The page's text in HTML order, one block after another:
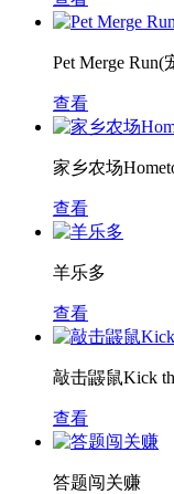
Pet Merge
查看
家乡农场
查看
羊乐多
查看
敲击鼹鼠Kick
查看
答题闯关赚